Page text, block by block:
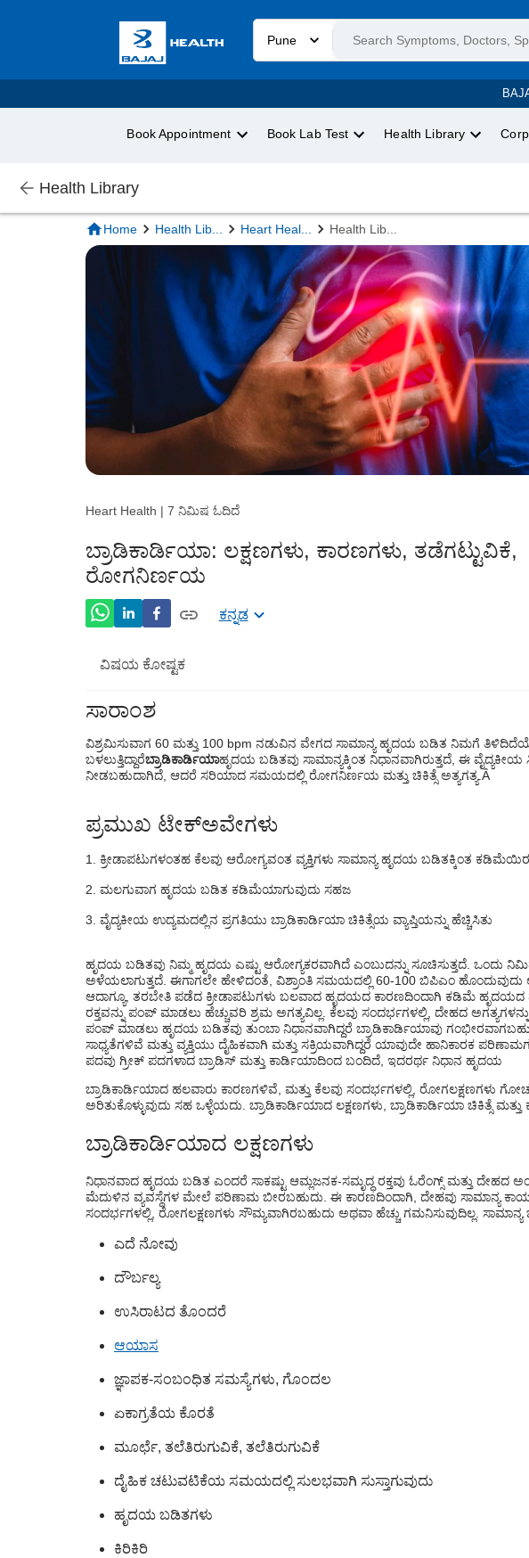
Pune
Book Appointment Book Lab Test Health Library
Health Library
Home Health Lib... Heart Heal... Health Lib...
Heart Health | 7 ನಿಮಿಷ ಓದಿದೆ
ಬ್ರಾಡಿಕಾರ್ಡಿಯಾ: ಲಕ್ಷಣಗಳು, ಕಾರಣಗಳು, ತಡೆಗಟ್ಟುವಿಕೆ,
ರೋಗನಿರ್ಣಯ
ಕನ್ನಡ
ವಿಷಯ ಕೋಷ್ಟಕ
ಬ್ರಾಡಿಕಾರ್ಡಿಯಾದ ಲಕ್ಷಣಗಳು
ಬ್ರಾಡಿಕಾರ್ಡಿಯಾದ ಕಾರಣಗಳು
ಕೆಲವು ಔಷಧಿಗಳಿಂದ ಅಡ್ಡ ಪರಿಣಾಮಗಳು
ಸಿಕ್ ಸೈನಸ್ ನೋಡ್ ಸಿಂಡ್ರೋಮ್
ಬ್ರಾಡಿಕಾರ್ಡಿಯಾಕ್ಕೆ ವೈದ್ಯಕೀಯ ಚಿಕಿತ್ಸೆ
ಬ್ರಾಡಿಕಾರ್ಡಿಯಾವನ್ನು ತಡೆಯುವುದು ಹೇಗೆ?
ಸಾರಾಂಶ
ವಿಶ್ರಮಿಸುವಾಗ 60 ಮತ್ತು 100 bpm ನಡುವಿನ ವೇಗದ ಸಾಮಾನ್ಯ ಹೃದಯ ಬಡಿತ ನಿಮಗೆ
ಬಳಲುತ್ತಿದ್ದಾರೆಬ್ರಾಡಿಕಾರ್ಡಿಯಾಹೃದಯ ಬಡಿತವು ಸಾಮಾನ್ಯಕ್ಕಿಂತ ನಿಧಾನವಾಗಿರುತ್ತದೆ, ಈ
ನೀಡಬಹುದಾಗಿದೆ, ಆದರೆ ಸರಿಯಾದ ಸಮಯದಲ್ಲಿ ರೋಗನಿರ್ಣಯ ಮತ್ತು ಚಿಕಿತ್ಸೆ ಅತ್ಯಗತ್ಯ. Â
ಪ್ರಮುಖ ಟೇಕ್ಅವೇಗಳು
ಕ್ರೀಡಾಪಟುಗಳಂತಹ ಕೆಲವು ಆರೋಗ್ಯವಂತ ವ್ಯಕ್ತಿಗಳು ಸಾಮಾನ್ಯ ಹೃದಯ ಬಡಿತಕ್ಕಿಂತ
ಮಲಗುವಾಗ ಹೃದಯ ಬಡಿತ ಕಡಿಮೆಯಾಗುವುದು ಸಹಜ
ವೈದ್ಯಕೀಯ ಉದ್ಯಮದಲ್ಲಿನ ಪ್ರಗತಿಯು ಬ್ರಾಡಿಕಾರ್ಡಿಯಾ ಚಿಕಿತ್ಸೆಯ ವ್ಯಾಪ್ತಿಯನ್ನು ಹೆಚ್ಚಿಸಿತು
ಹೃದಯ ಬಡಿತವು ನಿಮ್ಮ ಹೃದಯ ಎಷ್ಟು ಆರೋಗ್ಯಕರವಾಗಿದೆ ಎಂಬುದನ್ನು ಸೂಚಿಸುತ್ತದೆ. ಒಂದು
ಅಳೆಯಲಾಗುತ್ತದೆ. ಈಗಾಗಲೇ ಹೇಳಿದಂತೆ, ವಿಶ್ರಾಂತಿ ಸಮಯದಲ್ಲಿ 60-100 ಬಿಪಿಎಂ
ಆದಾಗ್ಯೂ, ತರಬೇತಿ ಪಡೆದ ಕ್ರೀಡಾಪಟುಗಳು ಬಲವಾದ ಹೃದಯದ ಕಾರಣದಿಂದಾಗಿ ಕಡಿಮೆ ಹೃದಯದ
ರಕ್ತವನ್ನು ಪಂಪ್ ಮಾಡಲು ಹೆಚ್ಚುವರಿ ಶ್ರಮ ಅಗತ್ಯವಿಲ್ಲ. ಕೆಲವು ಸಂದರ್ಭಗಳಲ್ಲಿ, ದೇಹದ ಅಗತ್ಯಗಳನ್ನು
ಪಂಪ್ ಮಾಡಲು ಹೃದಯ ಬಡಿತವು ತುಂಬಾ ನಿಧಾನವಾಗಿದ್ದರೆ ಬ್ರಾಡಿಕಾರ್ಡಿಯಾವು
ಸಾಧ್ಯತೆಗಳಿವೆ ಮತ್ತು ವ್ಯಕ್ತಿಯು ದೈಹಿಕವಾಗಿ ಮತ್ತು ಸಕ್ರಿಯವಾಗಿದ್ದರೆ ಯಾವುದೇ ಹಾನಿಕಾರಕ
ಪದವು ಗ್ರೀಕ್ ಪದಗಳಾದ ಬ್ರಾಡಿಸ್ ಮತ್ತು ಕಾರ್ಡಿಯಾದಿಂದ ಬಂದಿದೆ, ಇದರರ್ಥ ನಿಧಾನ ಹೃದಯ
ಬ್ರಾಡಿಕಾರ್ಡಿಯಾದ ಹಲವಾರು ಕಾರಣಗಳಿವೆ, ಮತ್ತು ಕೆಲವು ಸಂದರ್ಭಗಳಲ್ಲಿ, ರೋಗಲಕ್ಷಣಗಳು
ಅರಿತುಕೊಳ್ಳುವುದು ಸಹ ಒಳ್ಳೆಯದು. ಬ್ರಾಡಿಕಾರ್ಡಿಯಾದ ಲಕ್ಷಣಗಳು, ಬ್ರಾಡಿಕಾರ್ಡಿಯಾ ಚಿಕಿತ್ಸೆ ಮತ್ತು
ಬ್ರಾಡಿಕಾರ್ಡಿಯಾದ ಲಕ್ಷಣಗಳು
ನಿಧಾನವಾದ ಹೃದಯ ಬಡಿತ ಎಂದರೆ ಸಾಕಷ್ಟು ಆಮ್ಲಜನಕ-ಸಮೃದ್ಧ ರಕ್ತವು ಓರೆಂಗ್ಸ್ ಮತ್ತು ದೇಹದ
ಮೆದುಳಿನ ವ್ಯವಸ್ಥೆಗಳ ಮೇಲೆ ಪರಿಣಾಮ ಬೀರಬಹುದು. ಈ ಕಾರಣದಿಂದಾಗಿ, ದೇಹವು ಸಾಮಾನ್ಯ
ಸಂದರ್ಭಗಳಲ್ಲಿ, ರೋಗಲಕ್ಷಣಗಳು ಸೌಮ್ಯವಾಗಿರಬಹುದು ಅಥವಾ ಹೆಚ್ಚು ಗಮನಿಸುವುದಿಲ್ಲ.
ಎದೆ ನೋವು
ದೌರ್ಬಲ್ಯ
ಉಸಿರಾಟದ ತೊಂದರೆ
ಆಯಾಸ
ಜ್ಞಾಪಕ-ಸಂಬಂಧಿತ ಸಮಸ್ಯೆಗಳು, ಗೊಂದಲ
ಏಕಾಗ್ರತೆಯ ಕೊರತೆ
ಮೂರ್ಛೆ, ತಲೆತಿರುಗುವಿಕೆ, ತಲೆತಿರುಗುವಿಕೆ
ದೈಹಿಕ ಚಟುವಟಿಕೆಯ ಸಮಯದಲ್ಲಿ ಸುಲಭವಾಗಿ ಸುಸ್ತಾಗುವುದು
ಹೃದಯ ಬಡಿತಗಳು
ಕಿರಿಕಿರಿ